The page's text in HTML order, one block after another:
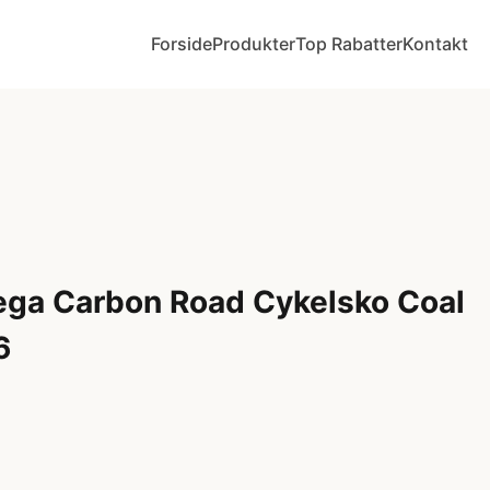
ForsideProdukterTop RabatterKontakt
Carbon Road Cykelsko Coal